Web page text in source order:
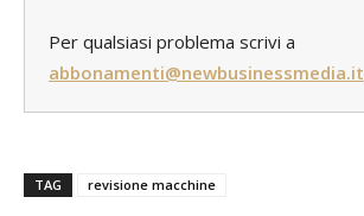
Per qualsiasi problema scrivi a
abbonamenti@newbusinessmedia.it
TAG revisione macchine